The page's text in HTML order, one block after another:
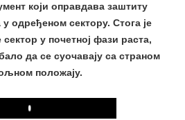
који оправдава заштиту
одређеном сектору. Стога је
у почетној фази раста,
да се суочавају са страном
положају.
Play